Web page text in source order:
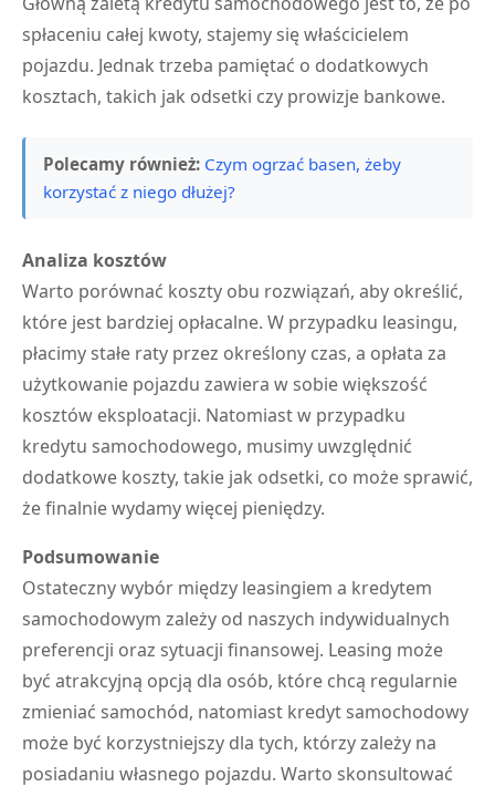
spłaceniu całej kwoty, stajemy się właścicielem
pojazdu. Jednak trzeba pamiętać o dodatkowych
kosztach, takich jak odsetki czy prowizje bankowe.
Polecamy również: Czym ogrzać basen, żeby
korzystać z niego dłużej?
Analiza kosztów
Warto porównać koszty obu rozwiązań, aby określić,
które jest bardziej opłacalne. W przypadku leasingu,
płacimy stałe raty przez określony czas, a opłata za
użytkowanie pojazdu zawiera w sobie większość
kosztów eksploatacji. Natomiast w przypadku
kredytu samochodowego, musimy uwzględnić
dodatkowe koszty, takie jak odsetki, co może sprawić,
że finalnie wydamy więcej pieniędzy.
Podsumowanie
Ostateczny wybór między leasingiem a kredytem
samochodowym zależy od naszych indywidualnych
preferencji oraz sytuacji finansowej. Leasing może
być atrakcyjną opcją dla osób, które chcą regularnie
zmieniać samochód, natomiast kredyt samochodowy
może być korzystniejszy dla tych, którzy zależy na
posiadaniu własnego pojazdu. Warto skonsultować